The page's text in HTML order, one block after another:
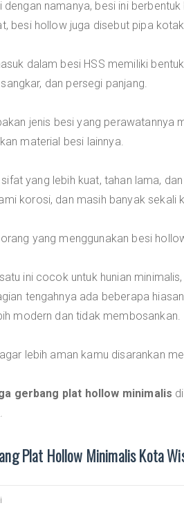
namanya, besi ini
besi hollow juga disebut pipa
dalam besi HSS memiliki
dan persegi panjang.
jenis besi yang perawatannya
material besi lainnya.
yang lebih kuat, tahan lama,
korosi, dan masih banyak sekali
yang menggunakan besi
ini cocok untuk hunian
tengahnya ada beberapa
modern dan tidak membosankan.
lebih aman kamu disarankan
gerbang plat hollow minimalis
Plat Hollow Minimalis Kota